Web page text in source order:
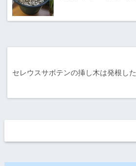
セレウスサボテンの挿し木は発根した